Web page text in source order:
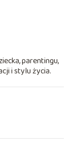
parentingu,
i stylu życia.